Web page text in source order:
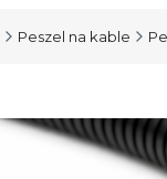
Peszel na kable